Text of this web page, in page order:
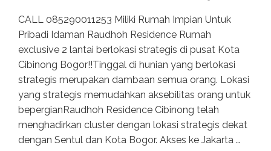
CALL 085290011253 Miliki Rumah Impian Untuk
Pribadi Idaman Raudhoh Residence Rumah
exclusive 2 lantai berlokasi strategis di pusat Kota
Cibinong Bogor!!Tinggal di hunian yang berlokasi
strategis merupakan dambaan semua orang. Lokasi
yang strategis memudahkan aksebilitas orang untuk
bepergianRaudhoh Residence Cibinong telah
menghadirkan cluster dengan lokasi strategis dekat
dengan Sentul dan Kota Bogor. Akses ke Jakarta …